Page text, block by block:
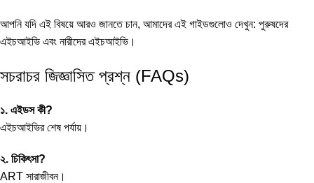
আপনি যদি এই বিষয়ে আরও জানতে চান, আমাদের এই গাইডগুলোও দেখুন: পুরুষদের
এইচআইভি এবং নারীদের এইচআইভি ।
সচরাচর জিজ্ঞাসিত প্রশ্ন (FAQs)
১. এইডস কী?
এইচআইভির শেষ পর্যায়।
২. চিকিৎসা?
ART সারাজীবন।